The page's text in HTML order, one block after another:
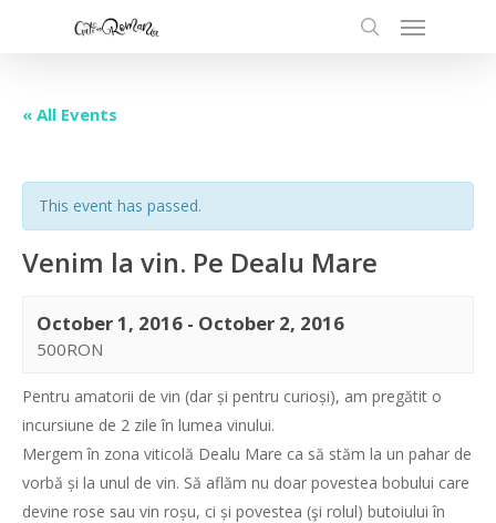
« All Events
This event has passed.
Venim la vin. Pe Dealu Mare
October 1, 2016 - October 2, 2016
500RON
Pentru amatorii de vin (dar și pentru curioși), am pregătit o
incursiune de 2 zile în lumea vinului.
Mergem în zona viticolă Dealu Mare ca să stăm la un pahar de
vorbă și la unul de vin. Să aflăm nu doar povestea bobului care
devine rose sau vin roșu, ci și povestea (şi rolul) butoiului în